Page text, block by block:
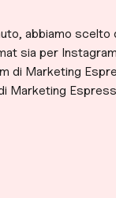
abbiamo scelto
sia per
di Marketing
Marketing